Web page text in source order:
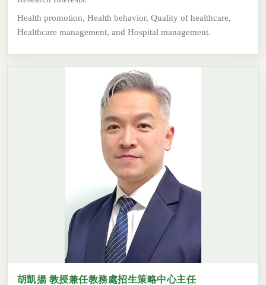
Health promotion, Health behavior, Quality of healthcare,
Healthcare management, and Hospital management.
胡凱揚 教授兼任教務處招生策略中心主任